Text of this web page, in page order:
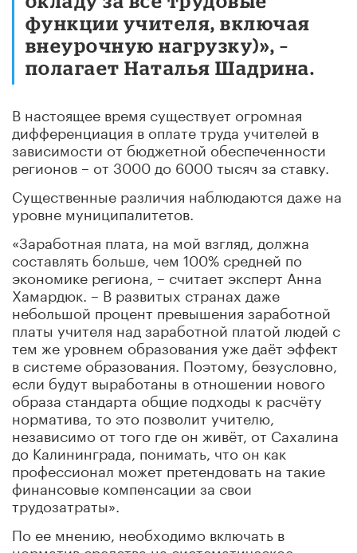
функции учителя, включая
внеурочную нагрузку)», –
полагает Наталья Шадрина.
В настоящее время существует огромная
дифференциация в оплате труда учителей в
зависимости от бюджетной обеспеченности
регионов – от 3000 до 6000 тысяч за ставку.
Существенные различия наблюдаются даже на
уровне муниципалитетов.
«Заработная плата, на мой взгляд, должна
составлять больше, чем 100% средней по
экономике региона, – считает эксперт Анна
Хамардюк. – В развитых странах даже
небольшой процент превышения заработной
платы учителя над заработной платой людей с
тем же уровнем образования уже даёт эффект
в системе образования. Поэтому, безусловно,
если будут выработаны в отношении нового
образа стандарта общие подходы к расчёту
норматива, то это позволит учителю,
независимо от того где он живёт, от Сахалина
до Калининграда, понимать, что он как
профессионал может претендовать на такие
финансовые компенсации за свои
трудозатраты».
По ее мнению, необходимо включать в